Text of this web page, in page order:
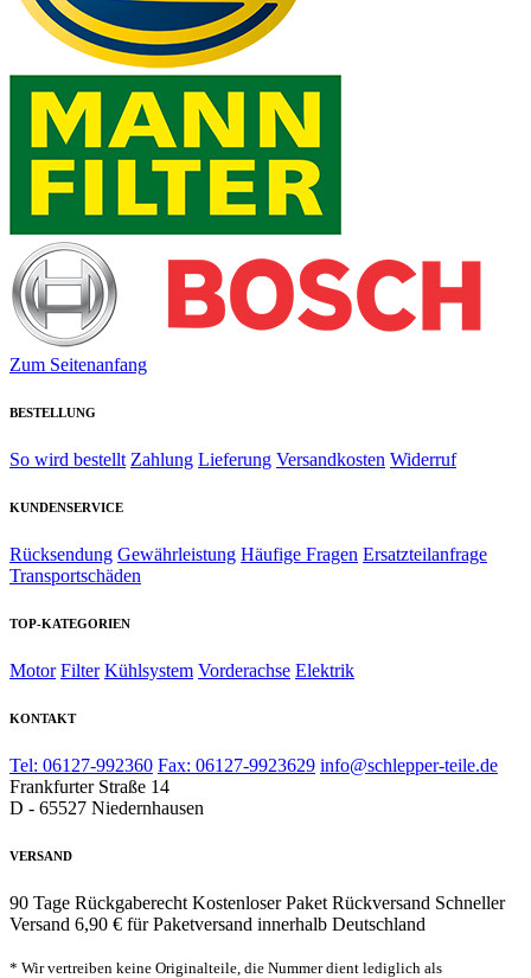
Zum Seitenanfang
BESTELLUNG
So wird bestellt Zahlung Lieferung Versandkosten Widerruf
KUNDENSERVICE
Rücksendung Gewährleistung Häufige Fragen Ersatzteilanfrage
Transportschäden
TOP-KATEGORIEN
Motor Filter Kühlsystem Vorderachse Elektrik
KONTAKT
Tel: 06127-992360 Fax: 06127-9923629 info@schlepper-teile.de
Frankfurter Straße 14
D - 65527 Niedernhausen
VERSAND
90 Tage Rückgaberecht Kostenloser Paket Rückversand Schneller
Versand 6,90 € für Paketversand innerhalb Deutschland
* Wir vertreiben keine Originalteile, die Nummer dient lediglich als